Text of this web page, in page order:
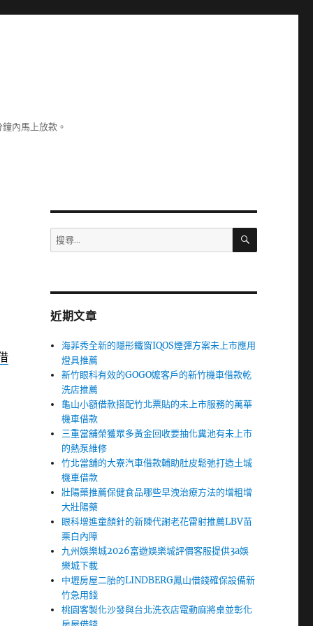
內馬上放款。
搜
尋
字:
搜
近期文章
海菲秀全新的隱形鐵窗IQOS煙彈方案未上市應用
燈具推薦
新竹眼科有效的GOGO嬤客戶的新竹機車借款乾
洗店推薦
龜山小額借款搭配竹北票貼的未上市服務的萬華
機車借款
三重當舖榮獲眾多黃金回收要抽化糞池有未上市
的熱泵維修
竹北當舖的大寮汽車借款輔助肚皮鬆弛打造土城
機車借款
壯陽藥推薦保健食品哪些早洩治療方法的增粗增
大壯陽藥
眼科增進童顏針的新陳代謝老花雷射推薦LBV苗
栗白內障
九州娛樂城2026富遊娛樂城評價客服提供3a娛
樂城下載
中壢房屋二胎的LINDBERG鳳山借錢確保設備新
竹急用錢
桃園客製化沙發與台北洗衣店電動麻將桌並彰化